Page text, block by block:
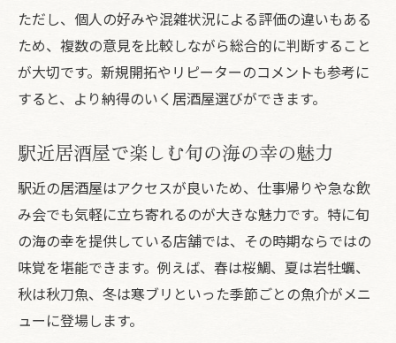
ただし、個人の好みや混雑状況による評価の違いもある
ため、複数の意見を比較しながら総合的に判断すること
が大切です。新規開拓やリピーターのコメントも参考に
すると、より納得のいく居酒屋選びができます。
駅近居酒屋で楽しむ旬の海の幸の魅力
駅近の居酒屋はアクセスが良いため、仕事帰りや急な飲
み会でも気軽に立ち寄れるのが大きな魅力です。特に旬
の海の幸を提供している店舗では、その時期ならではの
味覚を堪能できます。例えば、春は桜鯛、夏は岩牡蠣、
秋は秋刀魚、冬は寒ブリといった季節ごとの魚介がメニ
ューに登場します。